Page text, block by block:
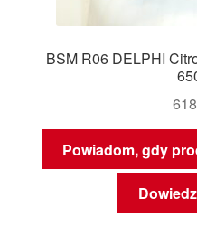
BSM R06 DELPHI
Powiadom, gdy